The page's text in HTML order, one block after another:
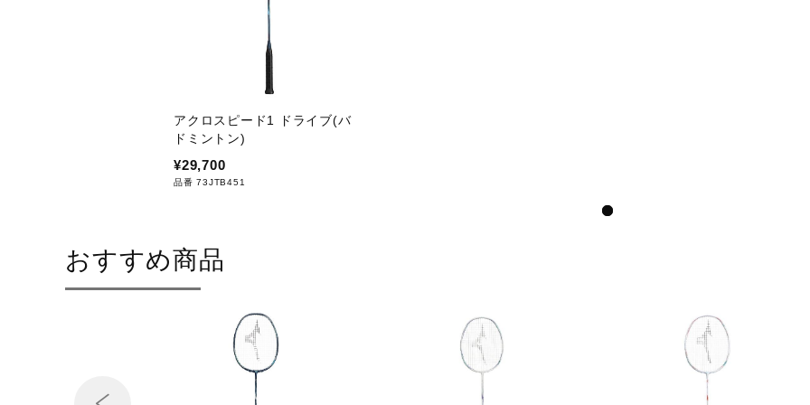
アクロスピード1 ドライブ(バ
ドミントン)
¥29,700
品番 73JTB451
おすすめ商品